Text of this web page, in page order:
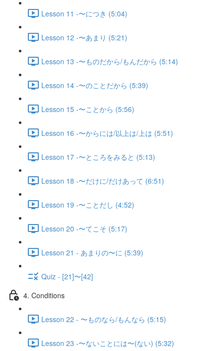
Lesson 11 -〜につき (5:04)
Lesson 12 -〜あまり (5:21)
Lesson 13 -〜ものだから/もんだから (5:14)
Lesson 14 -〜のことだから (5:39)
Lesson 15 -〜ことから (5:56)
Lesson 16 -〜からには/以上は/上は (5:51)
Lesson 17 -〜ところをみると (5:13)
Lesson 18 -〜だけに/だけあって (6:51)
Lesson 19 -〜ことだし (4:52)
Lesson 20 -〜てこそ (5:17)
Lesson 21 - あまりの〜に (5:39)
Quiz - [21]〜[42]
4. Conditions
Lesson 22 - 〜ものなら/もんなら (5:15)
Lesson 23 -〜ないことには〜(ない) (5:32)